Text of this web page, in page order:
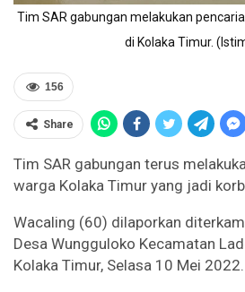
Tim SAR gabungan melakukan
di Kolaka Timur.
156
Share
Tim SAR gabungan terus
warga Kolaka Timur yang jadi
Wacaling (60) dilaporkan
Desa Wungguloko Kecamatan
Kolaka Timur, Selasa 10 Mei 2022.